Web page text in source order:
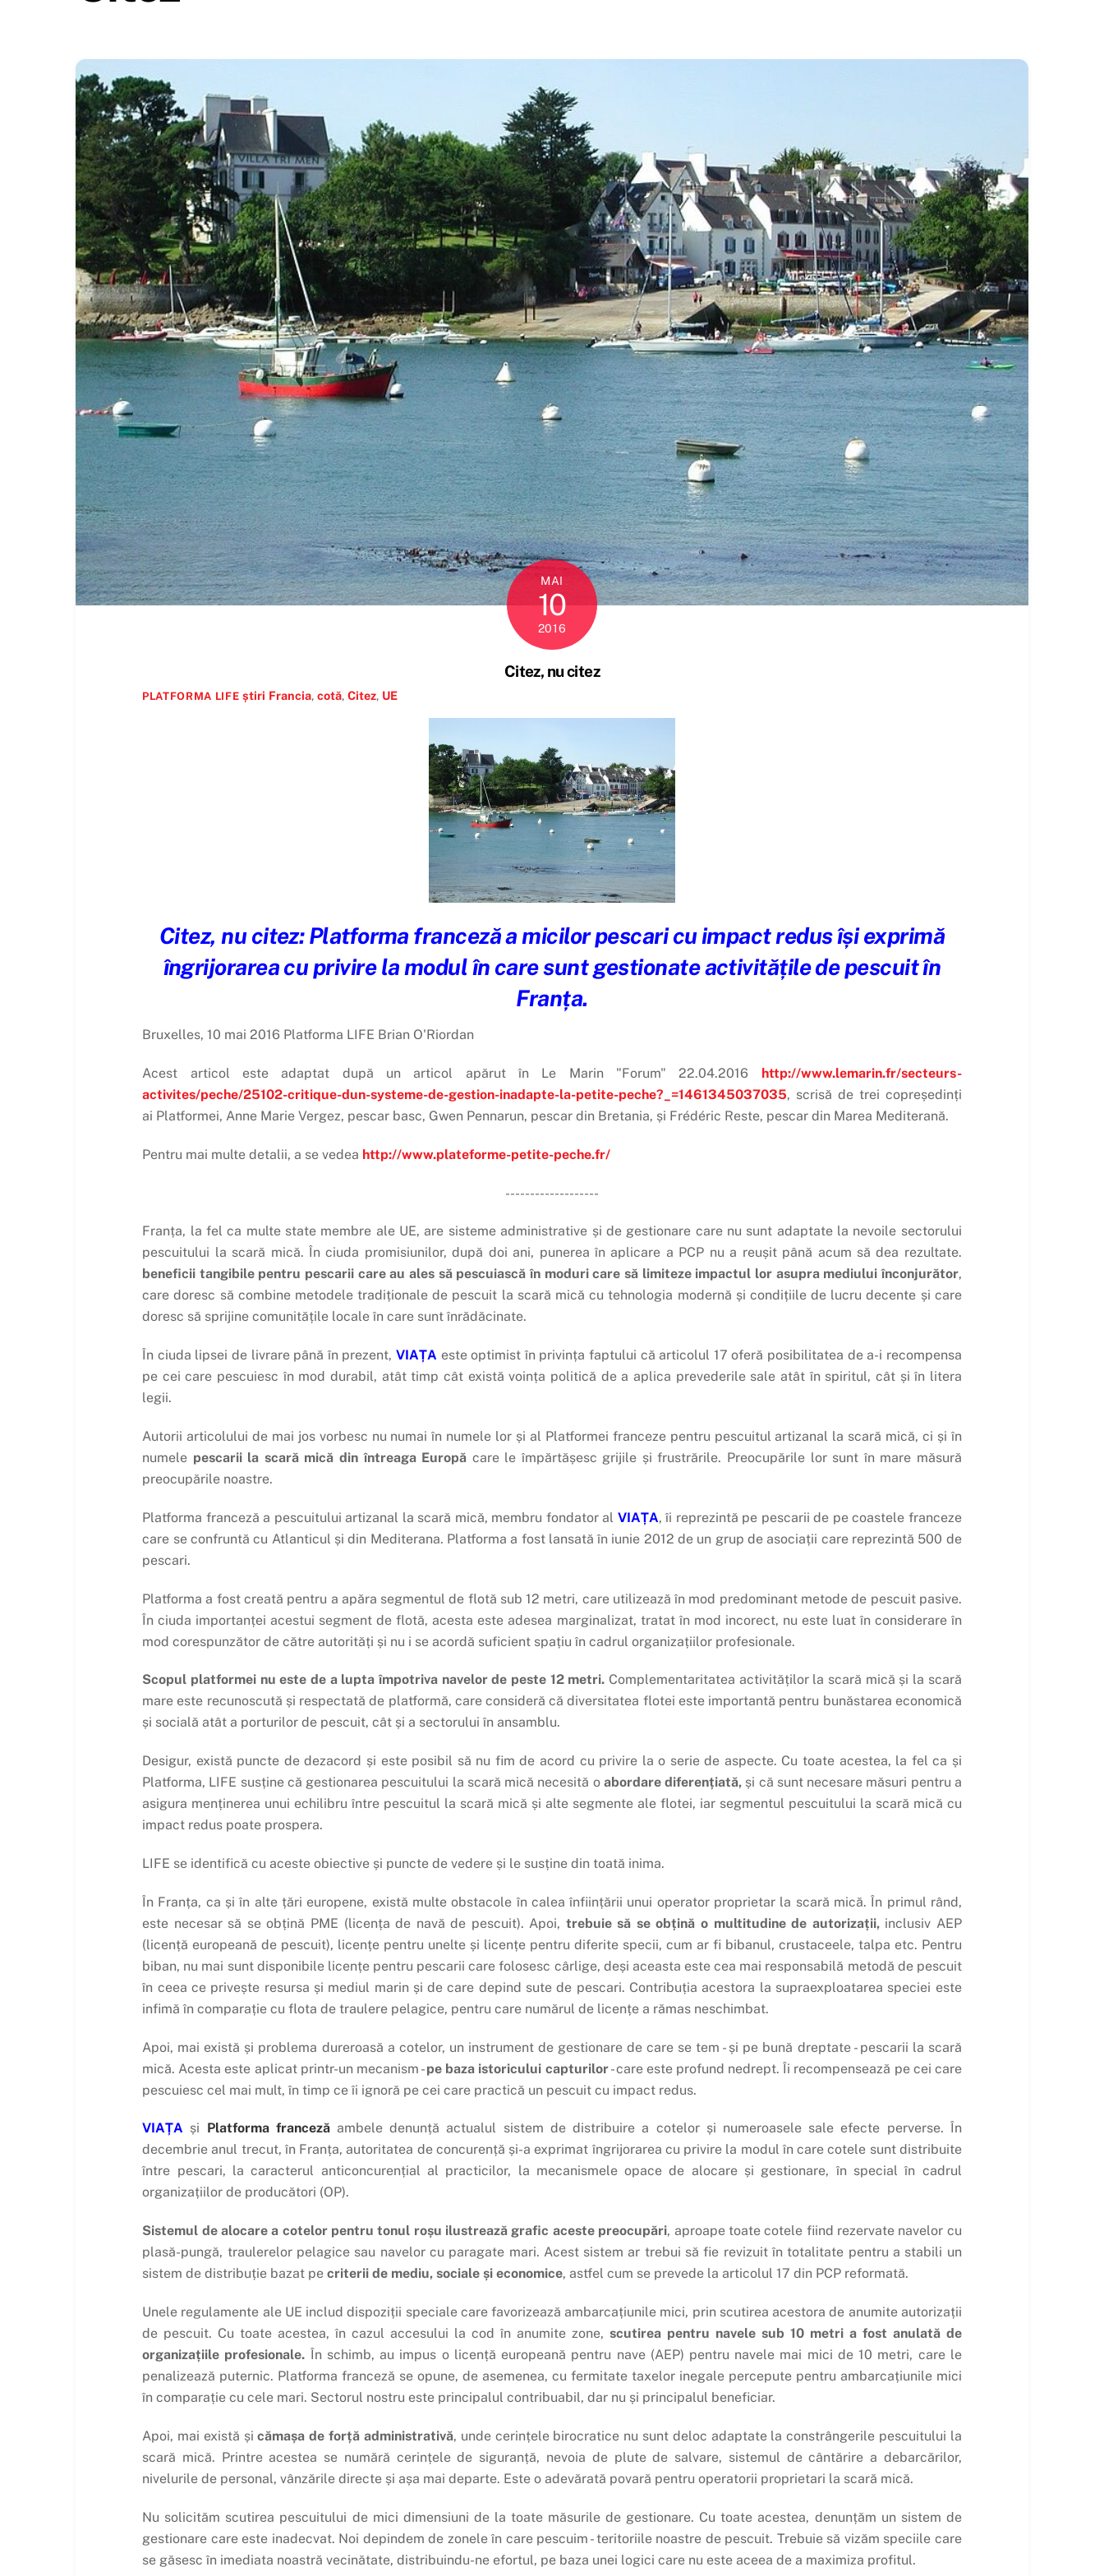
MAI
10
2016
Citez, nu citez
PLATFORMA LIFE știri Francia,cotă,Citez, UE
Citez, nu citez: Platforma franceză a micilor pescari cu impact redus își exprimă
îngrijorarea cu privire la modul în care sunt gestionate activitățile de pescuit în
Franța.
Bruxelles, 10 mai 2016 Platforma LIFE Brian O'Riordan
Acest articol este adaptat după un articol apărut în Le Marin "Forum" 22.04.2016 http://www.lemarin.fr/secteurs-
activites/peche/25102-critique-dun-systeme-de-gestion-inadapte-la-petite-peche?_=1461345037035, scrisă de trei copreședinți
ai Platformei, Anne Marie Vergez, pescar basc, Gwen Pennarun, pescar din Bretania, și Frédéric Reste, pescar din Marea Mediterană.
Pentru mai multe detalii, a se vedea http://www.plateforme-petite-peche.fr/
-------------------
Franța, la fel ca multe state membre ale UE, are sisteme administrative și de gestionare care nu sunt adaptate la nevoile sectorului
pescuitului la scară mică. În ciuda promisiunilor, după doi ani, punerea în aplicare a PCP nu a reușit până acum să dea rezultate.
beneficii tangibile pentru pescarii care au ales să pescuiască în moduri care să limiteze impactul lor asupra mediului înconjurător,
care doresc să combine metodele tradiționale de pescuit la scară mică cu tehnologia modernă și condițiile de lucru decente și care
doresc să sprijine comunitățile locale în care sunt înrădăcinate.
În ciuda lipsei de livrare până în prezent, VIAȚA este optimist în privința faptului că articolul 17 oferă posibilitatea de a-i recompensa
pe cei care pescuiesc în mod durabil, atât timp cât există voința politică de a aplica prevederile sale atât în spiritul, cât și în litera
legii.
Autorii articolului de mai jos vorbesc nu numai în numele lor și al Platformei franceze pentru pescuitul artizanal la scară mică, ci și în
numele pescarii la scară mică din întreaga Europă care le împărtășesc grijile și frustrările. Preocupările lor sunt în mare măsură
preocupările noastre.
Platforma franceză a pescuitului artizanal la scară mică, membru fondator al VIAȚA, îi reprezintă pe pescarii de pe coastele franceze
care se confruntă cu Atlanticul și din Mediterana. Platforma a fost lansată în iunie 2012 de un grup de asociații care reprezintă 500 de
pescari.
Platforma a fost creată pentru a apăra segmentul de flotă sub 12 metri, care utilizează în mod predominant metode de pescuit pasive.
În ciuda importanței acestui segment de flotă, acesta este adesea marginalizat, tratat în mod incorect, nu este luat în considerare în
mod corespunzător de către autorități și nu i se acordă suficient spațiu în cadrul organizațiilor profesionale.
Scopul platformei nu este de a lupta împotriva navelor de peste 12 metri. Complementaritatea activităților la scară mică și la scară
mare este recunoscută și respectată de platformă, care consideră că diversitatea flotei este importantă pentru bunăstarea economică
și socială atât a porturilor de pescuit, cât și a sectorului în ansamblu.
Desigur, există puncte de dezacord și este posibil să nu fim de acord cu privire la o serie de aspecte. Cu toate acestea, la fel ca și
Platforma, LIFE susține că gestionarea pescuitului la scară mică necesită o abordare diferențiată, și că sunt necesare măsuri pentru a
asigura menținerea unui echilibru între pescuitul la scară mică și alte segmente ale flotei, iar segmentul pescuitului la scară mică cu
impact redus poate prospera.
LIFE se identifică cu aceste obiective și puncte de vedere și le susține din toată inima.
În Franța, ca și în alte țări europene, există multe obstacole în calea înființării unui operator proprietar la scară mică. În primul rând,
este necesar să se obțină PME (licența de navă de pescuit). Apoi, trebuie să se obțină o multitudine de autorizații,inclusiv AEP
(licență europeană de pescuit), licențe pentru unelte și licențe pentru diferite specii, cum ar fi bibanul, crustaceele, talpa etc. Pentru
biban, nu mai sunt disponibile licențe pentru pescarii care folosesc cârlige, deși aceasta este cea mai responsabilă metodă de pescuit
în ceea ce privește resursa și mediul marin și de care depind sute de pescari. Contribuția acestora la supraexploatarea speciei este
infimă în comparație cu flota de traulere pelagice, pentru care numărul de licențe a rămas neschimbat.
Apoi, mai există și problema dureroasă a cotelor, un instrument de gestionare de care se tem - și pe bună dreptate - pescarii la scară
mică. Acesta este aplicat printr-un mecanism -pe baza istoricului capturilor- care este profund nedrept. Îi recompensează pe cei care
pescuiesc cel mai mult, în timp ce îi ignoră pe cei care practică un pescuit cu impact redus.
VIAȚA și Platforma francezăambele denunță actualul sistem de distribuire a cotelor și numeroasele sale efecte perverse. În
decembrie anul trecut, în Franța, autoritatea de concurență și-a exprimat îngrijorarea cu privire la modul în care cotele sunt distribuite
între pescari, la caracterul anticoncurențial al practicilor, la mecanismele opace de alocare și gestionare, în special în cadrul
organizațiilor de producători (OP).
Sistemul de alocare a cotelor pentru tonul roșu ilustrează grafic aceste preocupări, aproape toate cotele fiind rezervate navelor cu
plasă-pungă, traulerelor pelagice sau navelor cu paragate mari. Acest sistem ar trebui să fie revizuit în totalitate pentru a stabili un
sistem de distribuție bazat pecriterii de mediu, sociale și economice, astfel cum se prevede la articolul 17 din PCP reformată.
Unele regulamente ale UE includ dispoziții speciale care favorizează ambarcațiunile mici, prin scutirea acestora de anumite autorizații
de pescuit. Cu toate acestea, în cazul accesului la cod în anumite zone, scutirea pentru navele sub 10 metri a fost anulată de
organizațiile profesionale. În schimb, au impus o licență europeană pentru nave (AEP) pentru navele mai mici de 10 metri, care le
penalizează puternic. Platforma franceză se opune, de asemenea, cu fermitate taxelor inegale percepute pentru ambarcațiunile mici
în comparație cu cele mari. Sectorul nostru este principalul contribuabil, dar nu și principalul beneficiar.
Apoi, mai există șicămașa de forță administrativă, unde cerințele birocratice nu sunt deloc adaptate la constrângerile pescuitului la
scară mică. Printre acestea se numără cerințele de siguranță, nevoia de plute de salvare, sistemul de cântărire a debarcărilor,
nivelurile de personal, vânzările directe și așa mai departe. Este o adevărată povară pentru operatorii proprietari la scară mică.
Nu solicităm scutirea pescuitului de mici dimensiuni de la toate măsurile de gestionare. Cu toate acestea, denunțăm un sistem de
gestionare care este inadecvat. Noi depindem de zonele în care pescuim - teritoriile noastre de pescuit. Trebuie să vizăm speciile care
se găsesc în imediata noastră vecinătate, distribuindu-ne efortul, pe baza unei logici care nu este aceea de a maximiza profitul.